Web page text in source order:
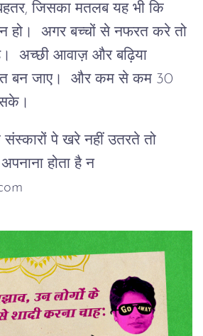
जिसका मतलब यह भी कि
न हो। अगर बच्चों से नफरत करे तो
अच्छी आवाज़ और बढ़िया
बात बन जाए। और कम से कम 30
सके।
पे खरे नहीं उतरते तो
होता है न